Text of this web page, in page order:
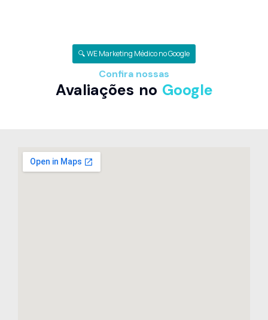
🔍 WE Marketing Médico no Google
Confira nossas
Avaliações no Google